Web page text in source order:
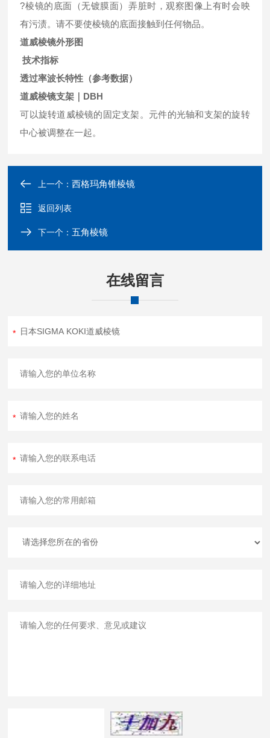
?棱镜的底面（无镀膜面）弄脏时，观察图像上有时会映
有污渍。请不要使棱镜的底面接触到任何物品。
道威棱镜外形图
技术指标
透过率波长特性（参考数据）
道威棱镜支架｜ DBH
可以旋转道威棱镜的固定支架。元件的光轴和支架的旋转
中心被调整在一起。
上一个：西格玛角锥棱镜
返回列表
下一个： 五角棱镜
在线留言